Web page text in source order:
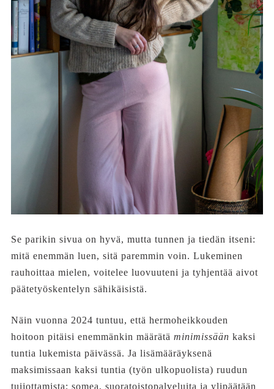
Se parikin sivua on hyvä, mutta tunnen ja tiedän itseni:
mitä enemmän luen, sitä paremmin voin. Lukeminen
rauhoittaa mielen, voitelee luovuuteni ja tyhjentää aivot
päätetyöskentelyn sähikäisistä.
Näin vuonna 2024 tuntuu, että hermoheikkouden
hoitoon pitäisi enemmänkin määrätä minimissään kaksi
tuntia lukemista päivässä. Ja lisämääräyksenä
maksimissaan kaksi tuntia (työn ulkopuolista) ruudun
tuijottamista; somea, suoratoistopalveluita ja ylipäätään